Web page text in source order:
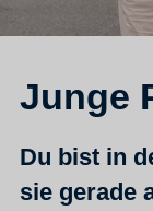
Junge
Du bist in
sie gerade